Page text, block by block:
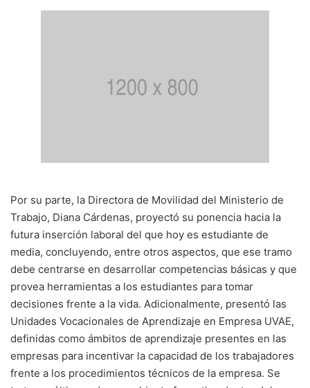
Por su parte, la Directora de Movilidad del Ministerio de
Trabajo, Diana Cárdenas, proyectó su ponencia hacia la
futura inserción laboral del que hoy es estudiante de
media, concluyendo, entre otros aspectos, que ese tramo
debe centrarse en desarrollar competencias básicas y que
provea herramientas a los estudiantes para tomar
decisiones frente a la vida. Adicionalmente, presentó las
Unidades Vocacionales de Aprendizaje en Empresa UVAE,
definidas como ámbitos de aprendizaje presentes en las
empresas para incentivar la capacidad de los trabajadores
frente a los procedimientos técnicos de la empresa. Se